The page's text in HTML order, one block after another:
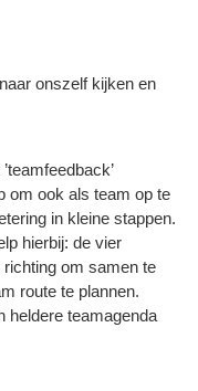
onszelf kijken en
om ook als team op te
in kleine stappen.
hierbij: de vier
om samen te
route te plannen.
heldere teamagenda